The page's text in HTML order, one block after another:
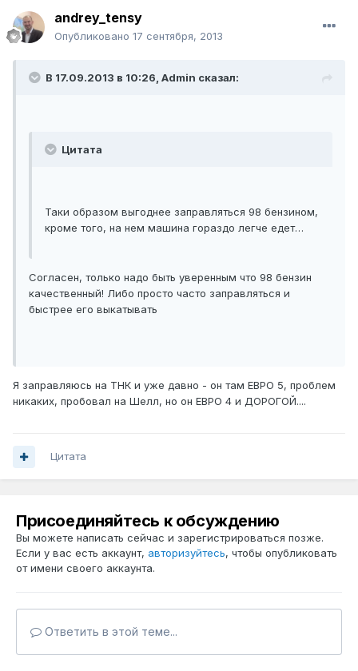
andrey_tensy
Опубликовано 17 сентября, 2013
В 17.09.2013 в 10:26, Admin сказал:
Цитата
Таки образом выгоднее заправляться 98 бензином,
кроме того, на нем машина гораздо легче едет…
Согласен, только надо быть уверенным что 98 бензин
качественный! Либо просто часто заправляться и
быстрее его выкатывать
Я заправляюсь на ТНК и уже давно - он там ЕВРО 5, проблем
никаких, пробовал на Шелл, но он ЕВРО 4 и ДОРОГОЙ....
Цитата
Присоединяйтесь к обсуждению
Вы можете написать сейчас и зарегистрироваться позже.
Если у вас есть аккаунт, авторизуйтесь, чтобы опубликовать
от имени своего аккаунта.
Ответить в этой теме...